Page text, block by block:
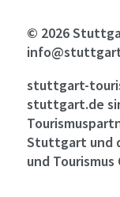
© 2026
stuttgart-
stuttgart.de
Stuttgart und
und Tourismus